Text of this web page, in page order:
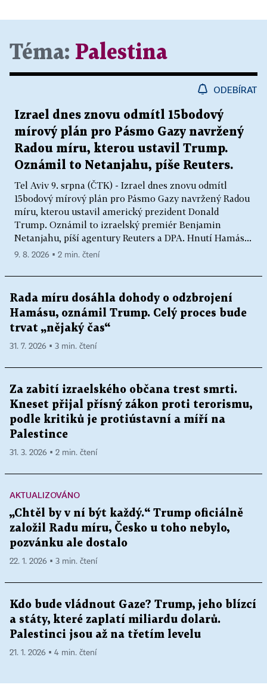
Téma: Palestina
ODEBÍRAT
Izrael dnes znovu odmítl 15bodový
mírový plán pro Pásmo Gazy navržený
Radou míru, kterou ustavil Trump.
Oznámil to Netanjahu, píše Reuters.
Tel Aviv 9. srpna (ČTK) - Izrael dnes znovu odmítl
15bodový mírový plán pro Pásmo Gazy navržený Radou
míru, kterou ustavil americký prezident Donald
Trump. Oznámil to izraelský premiér Benjamin
Netanjahu, píší agentury Reuters a DPA. Hnutí Hamás...
9. 8. 2026 ▪ 2 min. čtení
Rada míru dosáhla dohody o odzbrojení
Hamásu, oznámil Trump. Celý proces bude
trvat „nějaký čas“
31. 7. 2026 ▪ 3 min. čtení
Za zabití izraelského občana trest smrti.
Kneset přijal přísný zákon proti terorismu,
podle kritiků je protiústavní a míří na
Palestince
31. 3. 2026 ▪ 2 min. čtení
AKTUALIZOVÁNO
„Chtěl by v ní být každý.“ Trump oficiálně
založil Radu míru, Česko u toho nebylo,
pozvánku ale dostalo
22. 1. 2026 ▪ 3 min. čtení
Kdo bude vládnout Gaze? Trump, jeho blízcí
a státy, které zaplatí miliardu dolarů.
Palestinci jsou až na třetím levelu
21. 1. 2026 ▪ 4 min. čtení